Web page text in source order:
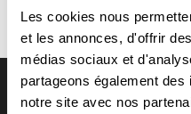
Les cookies nous
et les annonces, d'offrir
médias sociaux et
partageons également
notre site avec nos
chaleureux n’a...
Agence Alpilles